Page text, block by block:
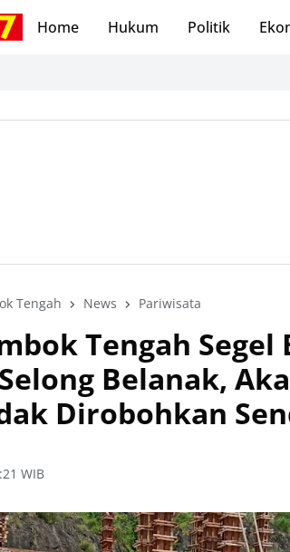
Home Hukum Politik
Tengah News Pariwisata
Tengah Segel
Belanak,
Dirobohkan
WIB